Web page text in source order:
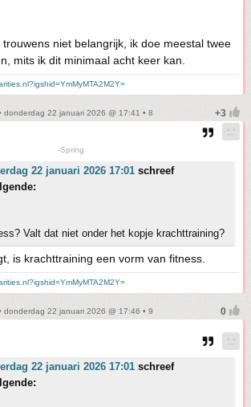
niet belangrijk, ik doe meestal twee
mits ik dit minimaal acht keer kan.
donderdag 22 januari 2026 @ 17:41 • 8
-Spring
22 januari 2026 17:01 schreef
Valt dat niet onder het kopje krachttraining?
is krachttraining een vorm van fitness.
donderdag 22 januari 2026 @ 17:46 • 9
22 januari 2026 17:01 schreef